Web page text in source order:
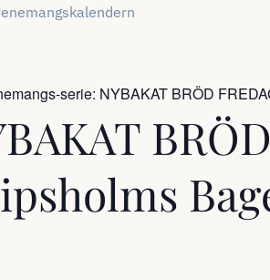
serie: NYBAKAT BRÖD